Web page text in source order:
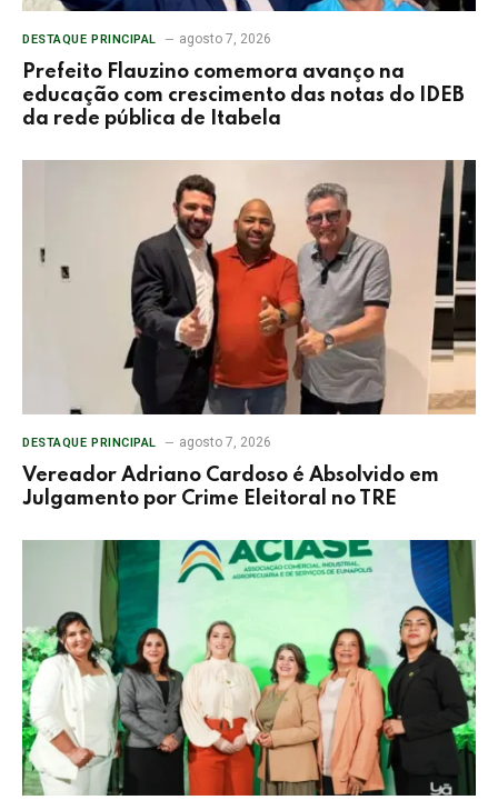
DESTAQUE PRINCIPAL agosto 7, 2026
Prefeito Flauzino comemora avanço na
educação com crescimento das notas do IDEB
da rede pública de Itabela
DESTAQUE PRINCIPAL agosto 7, 2026
Vereador Adriano Cardoso é Absolvido em
Julgamento por Crime Eleitoral no TRE